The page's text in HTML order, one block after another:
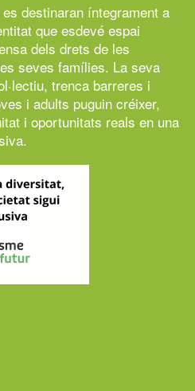
destinaran íntegrament a
que esdevé espai
dels drets de les
seves famílies. La seva
trenca barreres i
i adults puguin créixer,
i oportunitats reals en una